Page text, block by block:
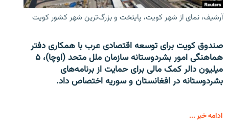
آرشیف، نمای از شهر کویت، پایتخت و بزرگ‌ترین شهر کشور کویت
صندوق کویت برای توسعه اقتصادی عرب با همکاری دفتر
هماهنگی امور بشردوستانه سازمان ملل متحد (اوچا)، ۵
میلیون دالر کمک مالی برای حمایت از برنامه‌های
بشردوستانه در افغانستان و سوریه اختصاص داد.
ادامه خبر ...